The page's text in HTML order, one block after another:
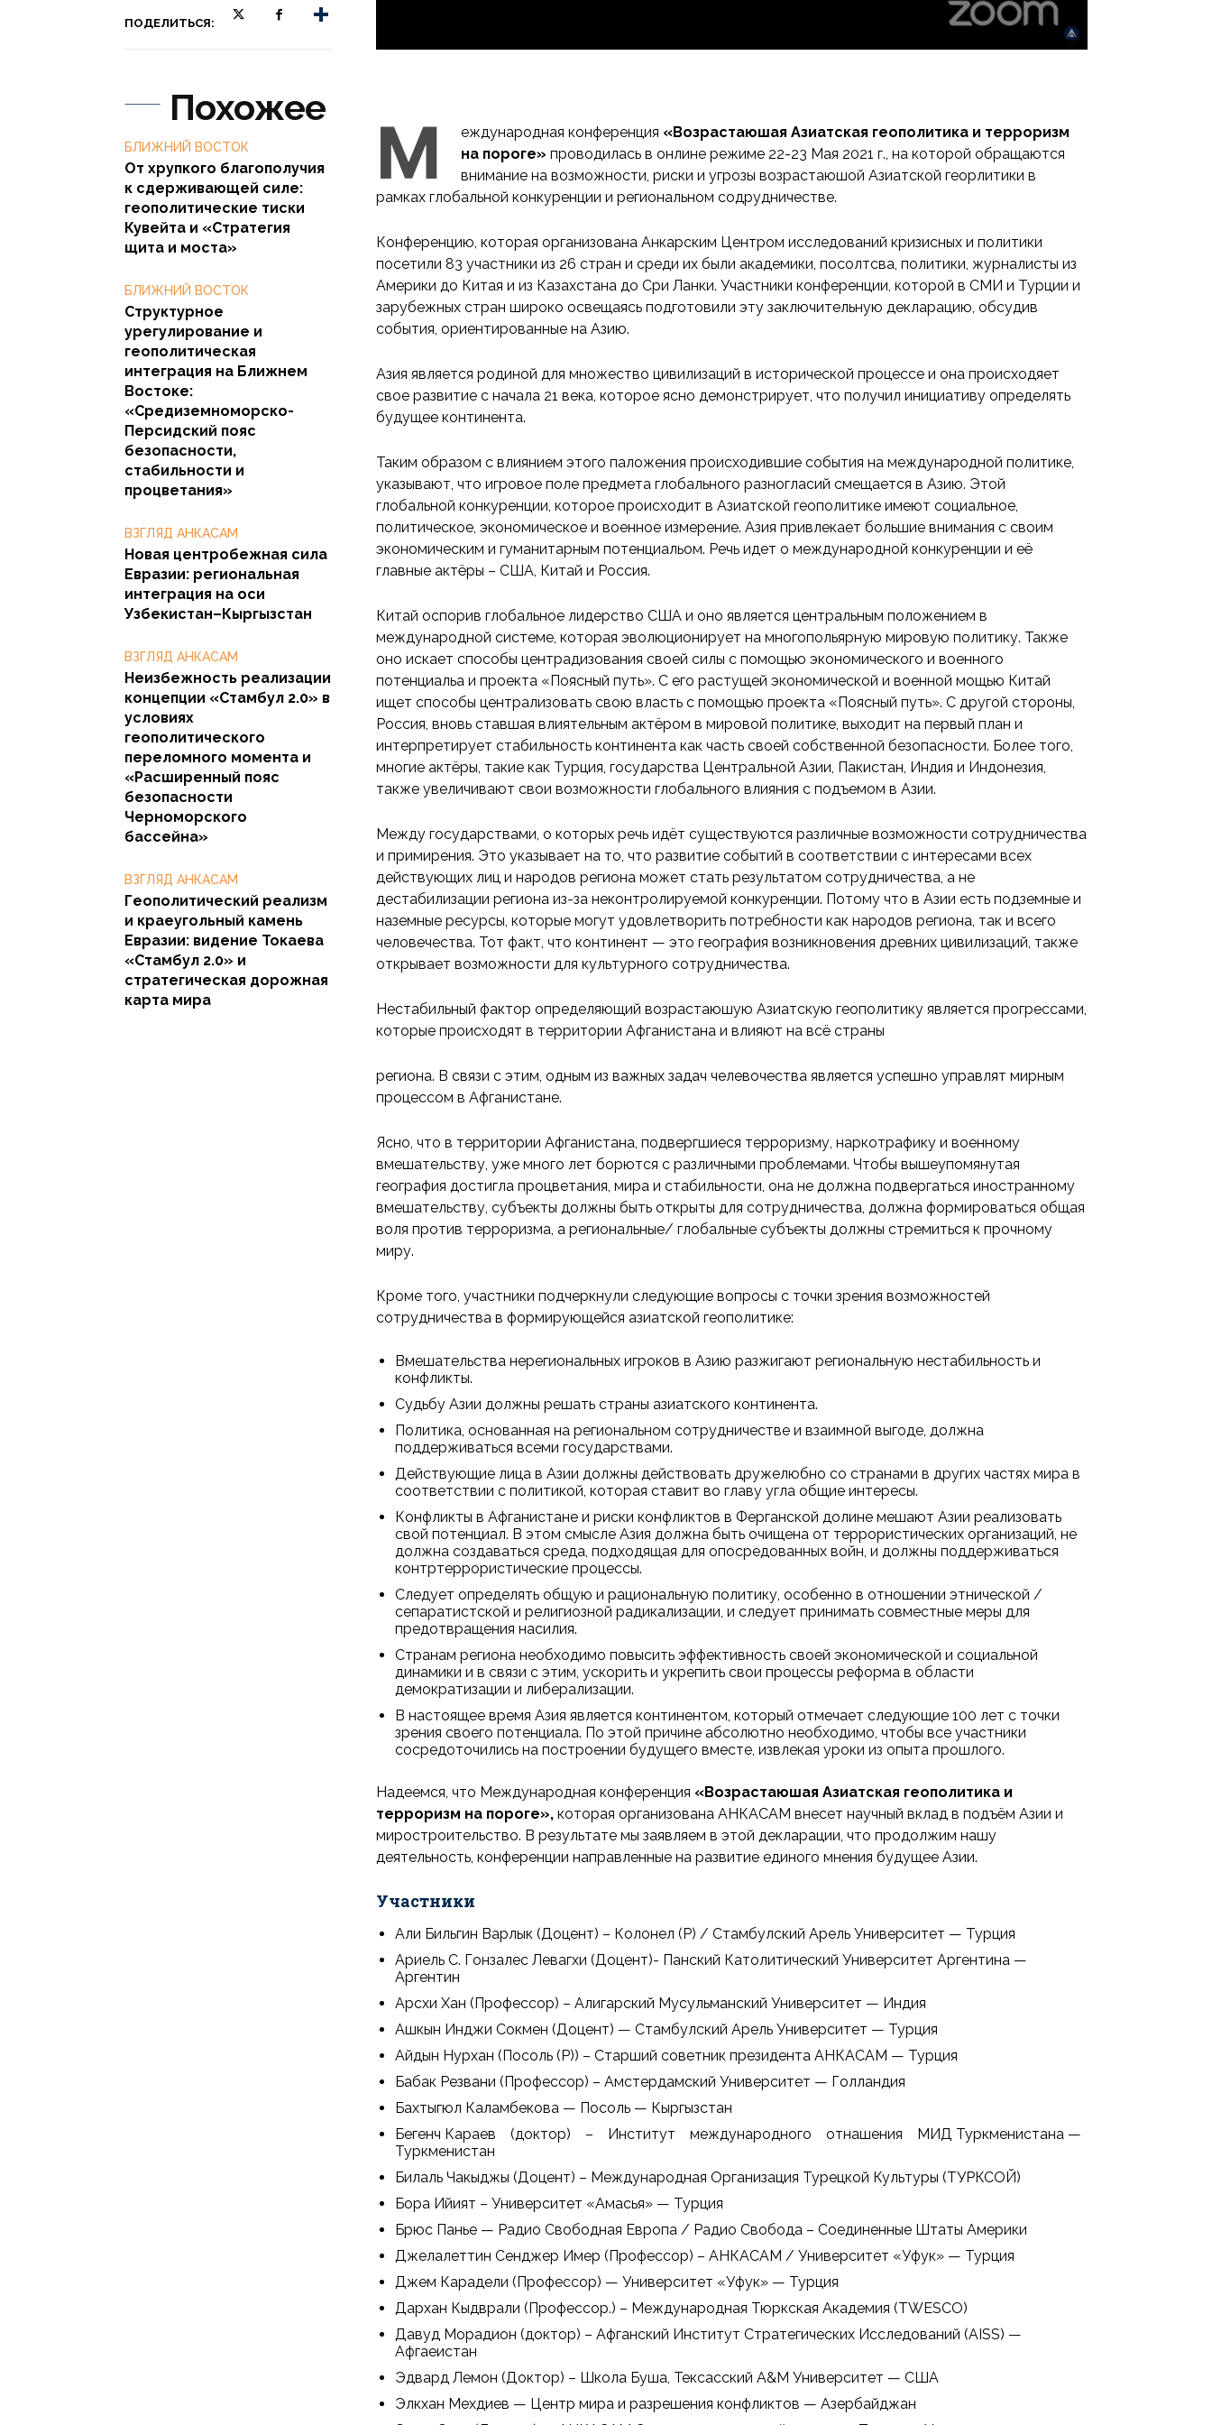
ПОДЕЛИТЬСЯ:
Похожее
БЛИЖНИЙ ВОСТОК
От хрупкого благополучия
к сдерживающей силе:
геополитические тиски
Кувейта и «Стратегия
щита и моста»
БЛИЖНИЙ ВОСТОК
Структурное
урегулирование и
геополитическая
интеграция на Ближнем
Востоке:
«Средиземноморско-
Персидский пояс
безопасности,
стабильности и
процветания»
ВЗГЛЯД АНКАСАМ
Новая центробежная сила
Евразии: региональная
интеграция на оси
Узбекистан–Кыргызстан
ВЗГЛЯД АНКАСАМ
Неизбежность реализации
концепции «Стамбул 2.0» в
условиях
геополитического
переломного момента и
«Расширенный пояс
безопасности
Черноморского
бассейна»
ВЗГЛЯД АНКАСАМ
Геополитический реализм
и краеугольный камень
Евразии: видение Токаева
«Стамбул 2.0» и
стратегическая дорожная
карта мира
М еждународная конференция «Возрастаюшая Азиатская геополитика и терроризм
на пороге» проводилась в онлине режиме 22-23 Мая 2021 г., на которой обращаются
внимание на возможности, риски и угрозы возрастаюшой Азиатской георлитики в
рамках глобальной конкуренции и региональном содрудничестве.
Конференцию, которая организована Анкарским Центром исследований кризисных и политики
посетили 83 участники из 26 стран и среди их были академики, посолтсва, политики, журналисты из
Америки до Китая и из Казахстана до Сри Ланки. Участники конференции, которой в СМИ и Турции и
зарубежных стран широко освещаясь подготовили эту заключительную декларацию, обсудив
события, ориентированные на Азию.
Азия является родиной для множество цивилизаций в исторической процессе и она происходяет
свое развитие с начала 21 века, которое ясно демонстрирует, что получил инициативу определять
будущее континента.
Таким образом с влиянием этого паложения происходившие события на международной политике,
указывают, что игровое поле предмета глобального разногласий смещается в Азию. Этой
глобальной конкуренции, которое происходит в Азиатской геополитике имеют социальное,
политическое, экономическое и военное измерение. Азия привлекает большие внимания с своим
экономическим и гуманитарным потенциальом. Речь идет о международной конкуренции и её
главные актёры – США, Китай и Россия.
Китай оспорив глобальное лидерство США и оно является центральным положением в
международной системе, которая эволюционирует на многопольярную мировую политику. Также
оно искает способы центрадизования своей силы с помощью экономического и военного
потенциальа и проекта «Поясный путь». С его растущей экономической и военной мощью Китай
ищет способы централизовать свою власть с помощью проекта «Поясный путь». С другой стороны,
Россия, вновь ставшая влиятельным актёром в мировой политике, выходит на первый план и
интерпретирует стабильность континента как часть своей собственной безопасности. Более того,
многие актёры, такие как Турция, государства Центральной Азии, Пакистан, Индия и Индонезия,
также увеличивают свои возможности глобального влияния с подъемом в Азии.
Между государствами, о которых речь идёт существуются различные возможности сотрудничества
и примирения. Это указывает на то, что развитие событий в соответствии с интересами всех
действующих лиц и народов региона может стать результатом сотрудничества, а не
дестабилизации региона из-за неконтролируемой конкуренции. Потому что в Азии есть подземные и
наземные ресурсы, которые могут удовлетворить потребности как народов региона, так и всего
человечества. Тот факт, что континент — это география возникновения древних цивилизаций, также
открывает возможности для культурного сотрудничества.
Нестабильный фактор определяющий возрастаюшую Азиатскую геополитику является прогрессами,
которые происходят в территории Афганистана и влияют на всё страны
региона. В связи с этим, одным из важных задач челевочества является успешно управлят мирным
процессом в Афганистане.
Ясно, что в территории Афганистана, подвергшиеся терроризму, наркотрафику и военному
вмешательству, уже много лет борются с различными проблемами. Чтобы вышеупомянутая
география достигла процветания, мира и стабильности, она не должна подвергаться иностранному
вмешательству, субъекты должны быть открыты для сотрудничества, должна формироваться общая
воля против терроризма, а региональные/ глобальные субъекты должны стремиться к прочному
миру.
Кроме того, участники подчеркнули следующие вопросы с точки зрения возможностей
сотрудничества в формирующейся азиатской геополитике:
Вмешательства нерегиональных игроков в Азию разжигают региональную нестабильность и
конфликты.
Судьбу Азии должны решать страны азиатского континента.
Политика, основанная на региональном сотрудничестве и взаимной выгоде, должна
поддерживаться всеми государствами.
Действующие лица в Азии должны действовать дружелюбно со странами в других частях мира в
соответствии с политикой, которая ставит во главу угла общие интересы.
Конфликты в Афганистане и риски конфликтов в Ферганской долине мешают Азии реализовать
свой потенциал. В этом смысле Азия должна быть очищена от террористических организаций, не
должна создаваться среда, подходящая для опосредованных войн, и должны поддерживаться
контртеррористические процессы.
Следует определять общую и рациональную политику, особенно в отношении этнической /
сепаратистской и религиозной радикализации, и следует принимать совместные меры для
предотвращения насилия.
Странам региона необходимо повысить эффективность своей экономической и социальной
динамики и в связи с этим, ускорить и укрепить свои процессы реформа в области
демократизации и либерализации.
В настоящее время Азия является континентом, который отмечает следующие 100 лет с точки
зрения своего потенциала. По этой причине абсолютно необходимо, чтобы все участники
сосредоточились на построении будущего вместе, извлекая уроки из опыта прошлого.
Надеемся, что Международная конференция «Возрастаюшая Азиатская геополитика и
терроризм на пороге», которая организована АНКАСАМ внесет научный вклад в подъём Азии и
миростроительство. В результате мы заявляем в этой декларации, что продолжим нашу
деятельность, конференции направленные на развитие единого мнения будущее Азии.
Участники
Али Бильгин Варлык (Доцент) – Колонел (Р) / Стамбулский Арель Университет — Турция
Ариель С. Гонзалес Левагхи (Доцент)- Панский Католитический Университет Аргентина —
Аргентин
Арсхи Хан (Профессор) – Алигарский Мусульманский Университет — Индия
Ашкын Инджи Сокмен (Доцент) — Стамбулский Арель Университет — Турция
Айдын Нурхан (Посоль (Р)) – Старший советник президента АНКАСАМ — Турция
Бабак Резвани (Профессор) – Амстердамский Университет — Голландия
Бахтыгюл Каламбекова — Посоль — Кыргызстан
Бегенч Караев (доктор) – Институт международного отнашения МИД Туркменистана —
Туркменистан
Билаль Чакыджы (Доцент) – Международная Организация Турецкой Культуры (ТУРКСОЙ)
Бора Ийият – Университет «Амасья» — Турция
Брюс Панье — Радио Свободная Европа / Радио Свобода – Соединенные Штаты Америки
Джелалеттин Сенджер Имер (Профессор) – АНКАСАМ / Университет «Уфук» — Турция
Джем Карадели (Профессор) — Университет «Уфук» — Турция
Дархан Кыдврали (Профессор.) – Международная Тюркская Академия (TWESCO)
Давуд Морадион (доктор) – Афганский Институт Стратегических Исследований (AISS) —
Афгаеистан
Эдвард Лемон (Доктор) – Школа Буша, Тексасский А&M Университет — США
Элкхан Мехдиев — Центр мира и разрешения конфликтов — Азербайджан